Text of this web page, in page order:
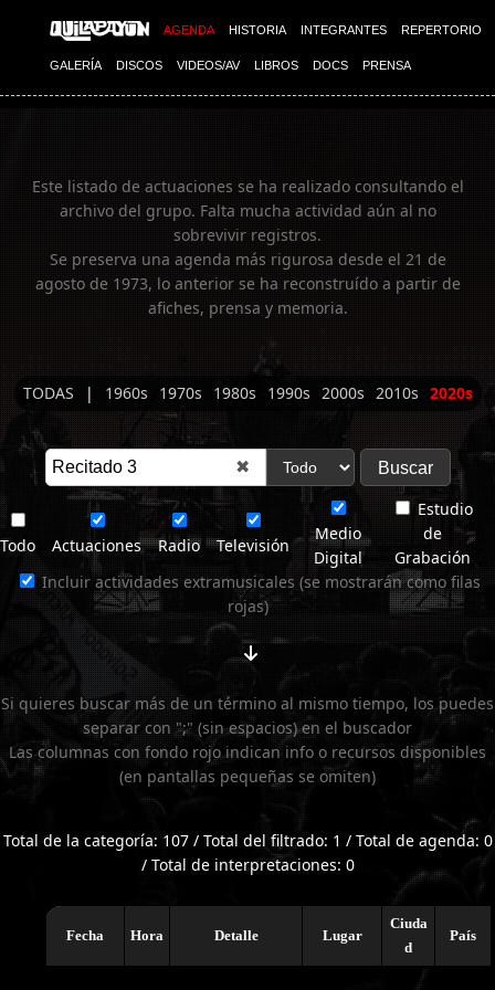
AGENDA HISTORIA INTEGRANTES REPERTORIO
GALERÍA DISCOS VIDEOS/AV LIBROS DOCS PRENSA
Imagen 01
Este listado de actuaciones se ha realizado consultando el
archivo del grupo. Falta mucha actividad aún al no
sobrevivir registros.
Se preserva una agenda más rigurosa desde el 21 de
agosto de 1973, lo anterior se ha reconstruído a partir de
afiches, prensa y memoria.
TODAS | 1960s 1970s 1980s 1990s 2000s 2010s 2020s
✖
Todo Actuaciones Radio Televisión
Medio
Digital
Estudio
de
Grabación
Incluir actividades extramusicales (se mostrarán como filas
rojas)
Si quieres buscar más de un término al mismo tiempo, los puedes
separar con ";" (sin espacios) en el buscador
Las columnas con fondo rojo indican info o recursos disponibles
(en pantallas pequeñas se omiten)
Total de la categoría: 107 / Total del filtrado: 1 / Total de agenda: 0
/ Total de interpretaciones: 0
Fecha Hora Detalle Lugar
Ciuda
d
País